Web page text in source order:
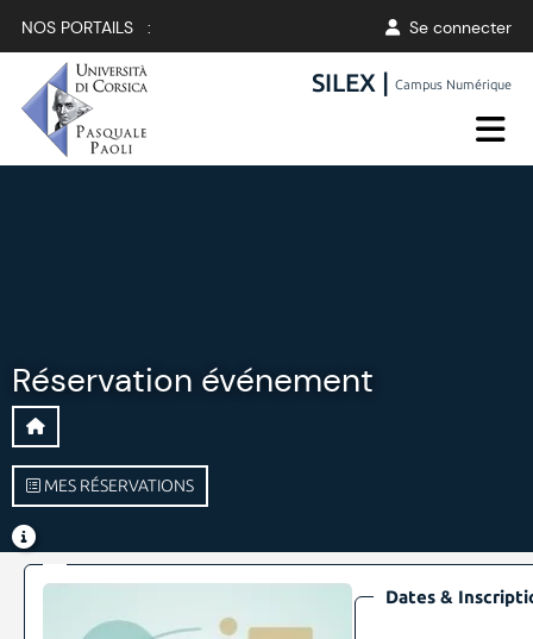
NOS PORTAILS : Se connecter
SILEX |Campus Numérique
Réservation événement
MES RÉSERVATIONS
Dates &